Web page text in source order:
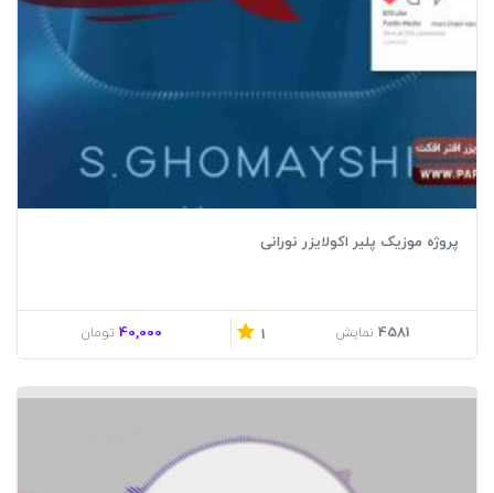
پروژه موزیک پلیر اکولایزر نورانی
4581 نمایش 1
40,000 تومان